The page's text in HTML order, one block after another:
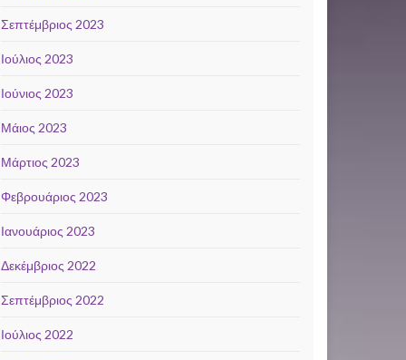
Σεπτέμβριος 2023
Ιούλιος 2023
Ιούνιος 2023
Μάιος 2023
Μάρτιος 2023
Φεβρουάριος 2023
Ιανουάριος 2023
Δεκέμβριος 2022
Σεπτέμβριος 2022
Ιούλιος 2022